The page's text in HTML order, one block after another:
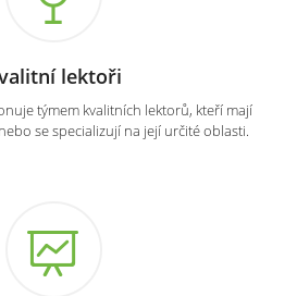
lektoři
týmem kvalitních lektorů, kteří mají
se specializují na její určité oblasti.